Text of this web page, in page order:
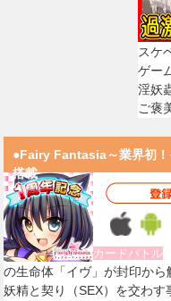
スケ
ゲー
淫妖
ご褒
●Fairy Fantasia～業界初！
搭載
カードバトル
の生命体「イヴ」が封印から
妖精と契り（SEX）を交わす